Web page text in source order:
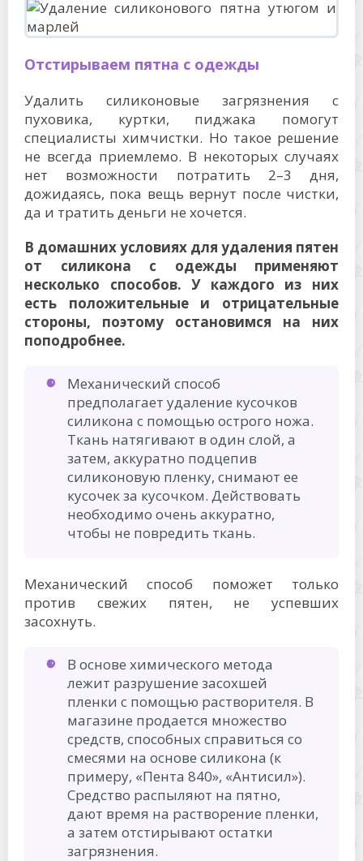
Отстирываем пятна с одежды
Удалить силиконовые загрязнения с
пуховика, куртки, пиджака помогут
специалисты химчистки. Но такое решение
не всегда приемлемо. В некоторых случаях
нет возможности потратить 2–3 дня,
дожидаясь, пока вещь вернут после чистки,
да и тратить деньги не хочется.
В домашних условиях для удаления пятен
от силикона с одежды применяют
несколько способов. У каждого из них
есть положительные и отрицательные
стороны, поэтому остановимся на них
поподробнее.
Механический способ
предполагает удаление кусочков
силикона с помощью острого ножа.
Ткань натягивают в один слой, а
затем, аккуратно подцепив
силиконовую пленку, снимают ее
кусочек за кусочком. Действовать
необходимо очень аккуратно,
чтобы не повредить ткань.
Механический способ поможет только
против свежих пятен, не успевших
засохнуть.
В основе химического метода
лежит разрушение засохшей
пленки с помощью растворителя. В
магазине продается множество
средств, способных справиться со
смесями на основе силикона (к
примеру, «Пента 840», «Антисил»).
Средство распыляют на пятно,
дают время на растворение пленки,
а затем отстирывают остатки
загрязнения.